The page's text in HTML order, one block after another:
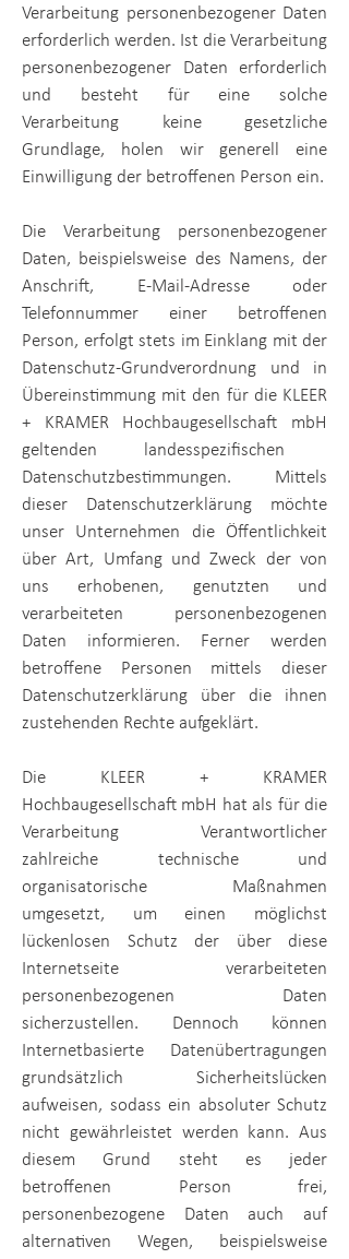
Verarbeitung personenbezogener Daten
erforderlich werden. Ist die Verarbeitung
personenbezogener Daten erforderlich
und besteht für eine solche
Verarbeitung keine gesetzliche
Grundlage, holen wir generell eine
Einwilligung der betroffenen Person ein.
Die Verarbeitung personenbezogener
Daten, beispielsweise des Namens, der
Anschrift, E-Mail-Adresse oder
Telefonnummer einer betroffenen
Person, erfolgt stets im Einklang mit der
Datenschutz-Grundverordnung und in
Übereinstimmung mit den für die KLEER
+ KRAMER Hochbaugesellschaft mbH
geltenden landesspezifischen
Datenschutzbestimmungen. Mittels
dieser Datenschutzerklärung möchte
unser Unternehmen die Öffentlichkeit
über Art, Umfang und Zweck der von
uns erhobenen, genutzten und
verarbeiteten personenbezogenen
Daten informieren. Ferner werden
betroffene Personen mittels dieser
Datenschutzerklärung über die ihnen
zustehenden Rechte aufgeklärt.
Die
KLEER + KRAMER
Hochbaugesellschaft mbH hat als für die
Verarbeitung Verantwortlicher
zahlreiche technische und
organisatorische Maßnahmen
umgesetzt, um einen möglichst
lückenlosen Schutz der über diese
Internetseite verarbeiteten
personenbezogenen Daten
sicherzustellen. Dennoch können
Internetbasierte Datenübertragungen
grundsätzlich Sicherheitslücken
aufweisen, sodass ein absoluter Schutz
nicht gewährleistet werden kann. Aus
diesem Grund steht es jeder
betroffenen Person frei,
personenbezogene Daten auch auf
alternativen Wegen, beispielsweise